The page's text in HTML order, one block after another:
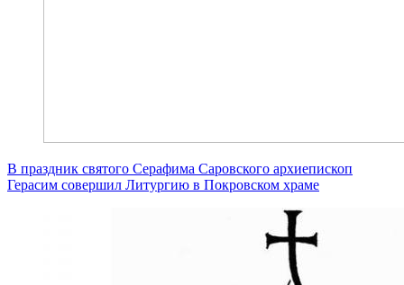
В праздник святого Серафима Саровского архиепископ
Герасим совершил Литургию в Покровском храме